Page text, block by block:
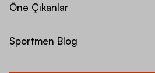
Öne Çıkanlar
Sportmen Blog